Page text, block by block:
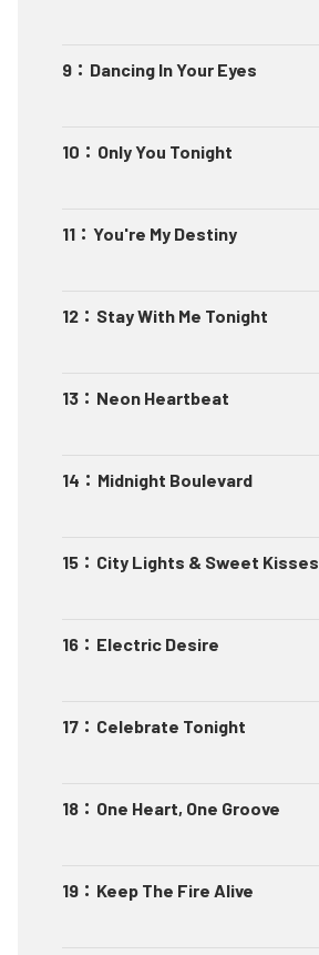
9 ： Dancing In Your Eyes
10 ： Only You Tonight
11 ： You're My Destiny
12 ： Stay With Me Tonight
13 ： Neon Heartbeat
14 ： Midnight Boulevard
15 ： City Lights & Sweet Kisses
16 ： Electric Desire
17 ： Celebrate Tonight
18 ： One Heart, One Groove
19 ： Keep The Fire Alive